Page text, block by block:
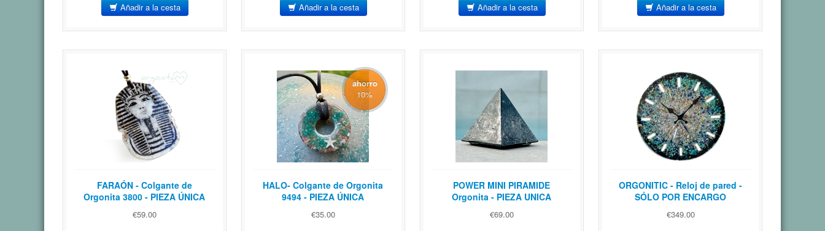
Añadir a la cesta Añadir a la cesta Añadir a la cesta Añadir a la cesta
FARAÓN - Colgante de
Orgonita 3800 - PIEZA ÚNICA
€59.00
HALO- Colgante de Orgonita
9494 - PIEZA ÚNICA
€35.00
ahorro
10%
POWER MINI PIRAMIDE
Orgonita - PIEZA UNICA
€69.00
ORGONITIC - Reloj de pared -
SÓLO POR ENCARGO
€349.00